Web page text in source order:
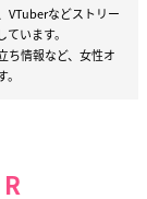
VTuberなどストリー
います。
ち情報など、女性オ